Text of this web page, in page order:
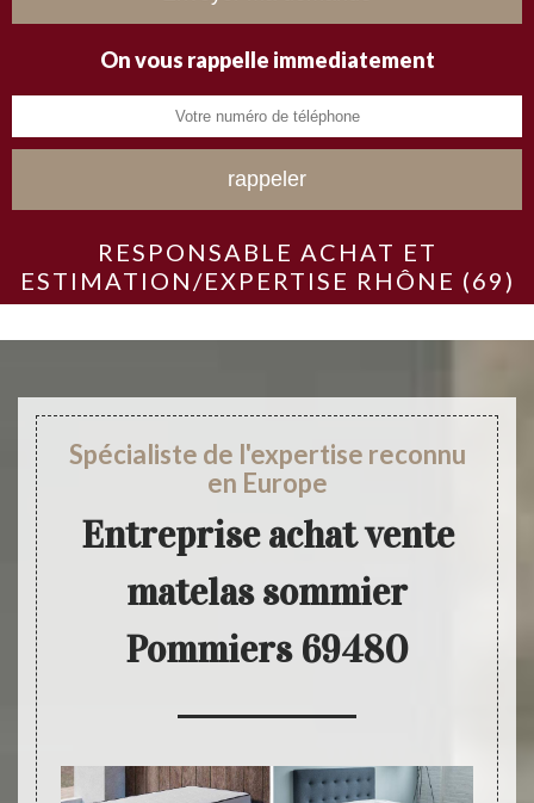
On vous rappelle immediatement
RESPONSABLE ACHAT ET
ESTIMATION/EXPERTISE RHÔNE (69)
Spécialiste de l'expertise reconnu
en Europe
Entreprise achat vente
matelas sommier
Pommiers 69480